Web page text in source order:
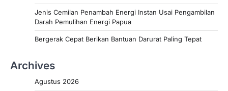
Jenis Cemilan Penambah Energi Instan Usai Pengambilan
Darah Pemulihan Energi Papua
Bergerak Cepat Berikan Bantuan Darurat Paling Tepat
Archives
Agustus 2026